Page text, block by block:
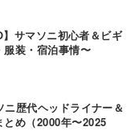
サマソニ初心者＆ビギ
装・宿泊事情〜
ニ歴代ヘッドライナー＆
め（2000年〜2025